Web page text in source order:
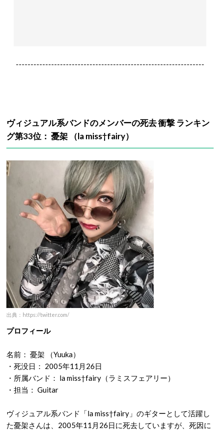
----------------------------------------------------------------
ヴィジュアル系バンドのメンバーの死去 衝撃 ランキン
グ第33位： 憂架 （la miss†fairy）
出典：https://twitter.com/
プロフィール
名前： 憂架 （Yuuka）
・死没日： 2005年11月26日
・所属バンド： la miss†fairy（ラミスフェアリー）
・担当： Guitar
ヴィジュアル系バンド「la miss†fairy」のギターとして活躍し
た憂架さんは、2005年11月26日に死去していますが、死因に